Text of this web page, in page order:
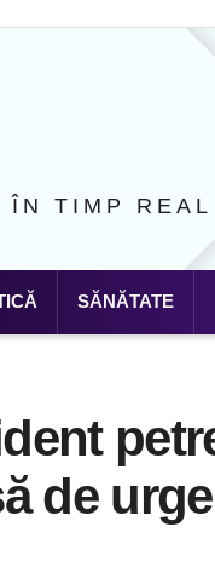
ÎN TIMP REAL
SĂNĂTATE
de